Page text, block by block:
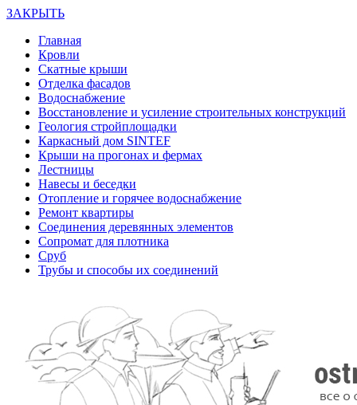
ЗАКРЫТЬ
Главная
Кровли
Скатные крыши
Отделка фасадов
Водоснабжение
Восстановление и усиление строительных конструкций
Геология стройплощадки
Каркасный дом SINTEF
Крыши на прогонах и фермах
Лестницы
Навесы и беседки
Отопление и горячее водоснабжение
Ремонт квартиры
Соединения деревянных элементов
Сопромат для плотника
Сруб
Трубы и способы их соединений